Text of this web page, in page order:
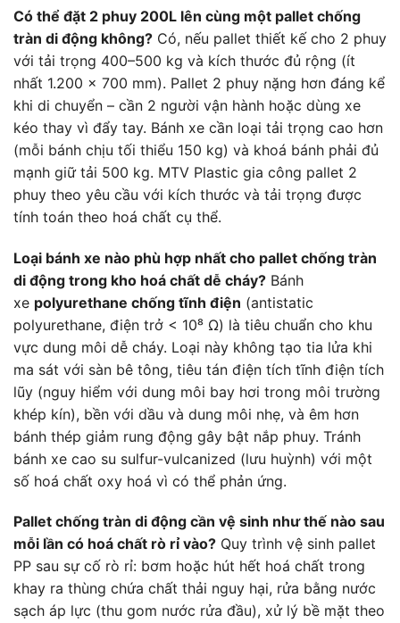
Có thể đặt 2 phuy 200L lên cùng một pallet chống
tràn di động không? Có, nếu pallet thiết kế cho 2 phuy
với tải trọng 400–500 kg và kích thước đủ rộng (ít
nhất 1.200 × 700 mm). Pallet 2 phuy nặng hơn đáng kể
khi di chuyển – cần 2 người vận hành hoặc dùng xe
kéo thay vì đẩy tay. Bánh xe cần loại tải trọng cao hơn
(mỗi bánh chịu tối thiểu 150 kg) và khoá bánh phải đủ
mạnh giữ tải 500 kg. MTV Plastic gia công pallet 2
phuy theo yêu cầu với kích thước và tải trọng được
tính toán theo hoá chất cụ thể.
Loại bánh xe nào phù hợp nhất cho pallet chống tràn
di động trong kho hoá chất dễ cháy? Bánh
xe polyurethane chống tĩnh điện (antistatic
polyurethane, điện trở < 10⁸ Ω) là tiêu chuẩn cho khu
vực dung môi dễ cháy. Loại này không tạo tia lửa khi
ma sát với sàn bê tông, tiêu tán điện tích tĩnh điện tích
lũy (nguy hiểm với dung môi bay hơi trong môi trường
khép kín), bền với dầu và dung môi nhẹ, và êm hơn
bánh thép giảm rung động gây bật nắp phuy. Tránh
bánh xe cao su sulfur-vulcanized (lưu huỳnh) với một
số hoá chất oxy hoá vì có thể phản ứng.
Pallet chống tràn di động cần vệ sinh như thế nào sau
mỗi lần có hoá chất rò rỉ vào? Quy trình vệ sinh pallet
PP sau sự cố rò rỉ: bơm hoặc hút hết hoá chất trong
khay ra thùng chứa chất thải nguy hại, rửa bằng nước
sạch áp lực (thu gom nước rửa đầu), xử lý bề mặt theo